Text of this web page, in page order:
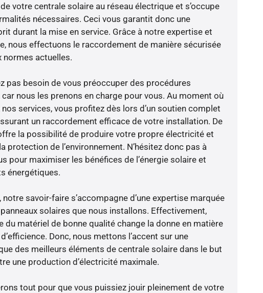
votre centrale solaire au réseau électrique et s’occupe
nécessaires. Ceci vous garantit donc une
durant la mise en service. Grâce à notre expertise et
nous effectuons le raccordement de manière sécurisée
normes actuelles.
pas besoin de vous préoccuper des procédures
nous les prenons en charge pour vous. Au moment où
services, vous profitez dès lors d’un soutien complet
un raccordement efficace de votre installation. De
la possibilité de produire votre propre électricité et
protection de l’environnement. N’hésitez donc pas à
pour maximiser les bénéfices de l’énergie solaire et
énergétiques.
savoir-faire s’accompagne d’une expertise marquée
solaires que nous installons. Effectivement,
du matériel de bonne qualité change la donne en matière
Donc, nous mettons l’accent sur une
des meilleurs éléments de centrale solaire dans le but
une production d’électricité maximale.
tout pour que vous puissiez jouir pleinement de votre